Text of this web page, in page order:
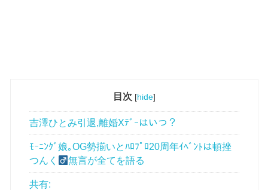
目次 [hide]
吉澤ひとみ引退,離婚Xﾃﾞｰはいつ？
ﾓｰﾆﾝｸﾞ娘｡OG勢揃いとﾊﾛﾌﾟﾛ20周年ｲﾍﾞﾝﾄは頓挫
つんく
無言が全てを語る
共有: